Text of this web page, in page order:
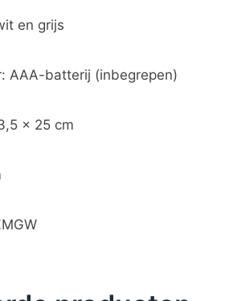
en grijs
AAA-batterij (inbegrepen)
x 25 cm